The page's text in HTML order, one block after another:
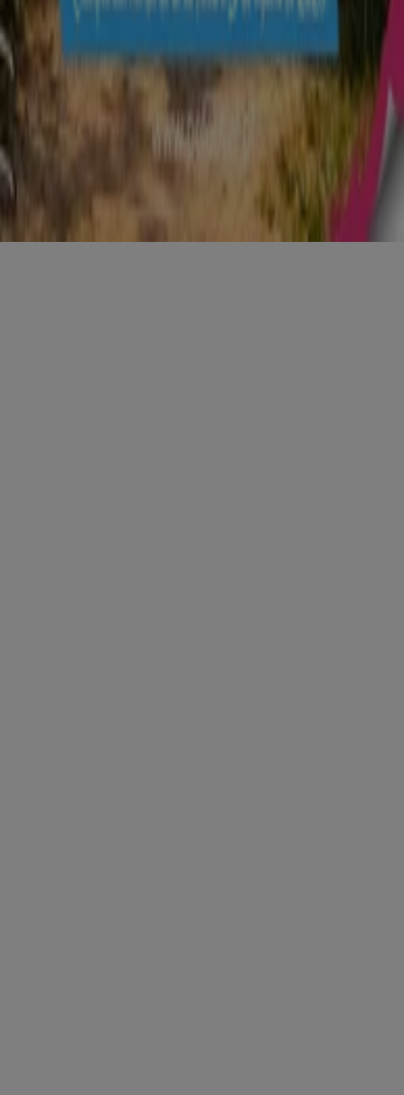
Faz download da App Tiendeo
Copyright © Tiendeo ® 2026 · Shopfully Marketing S.L.U. –
Palau de Mar – 08039 Barcelona, Spain
Termos e condições
Política de privacidade